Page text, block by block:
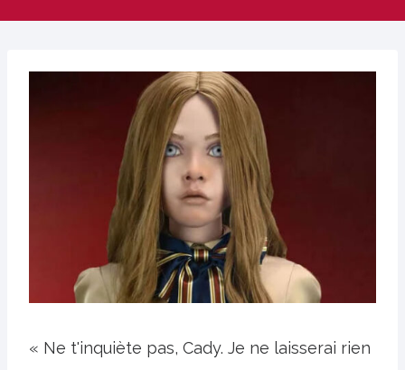
« Ne t'inquiète pas, Cady. Je ne laisserai rien